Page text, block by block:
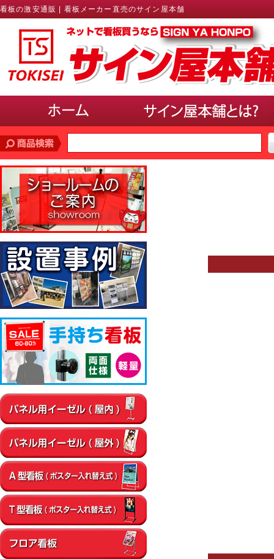
看板の激安通販 | 看板メーカー直売のサイン屋本舗
価格帯で探す
10,000円未満
10,000円〜20,000円
30,000円〜40,000円
40,000円〜50,000円
サインのサイズで選ぶ(ポスター、パネル)
A3以下
B3・A2・B2 A1・B1
使用場所で選ぶ
▼屋内
通路
店内・フロア 卓上・カウンター
▼屋外
店舗前
イベント会場 エントランス